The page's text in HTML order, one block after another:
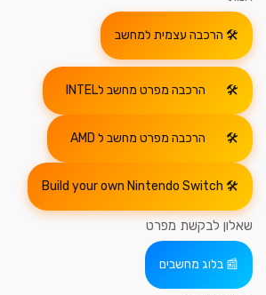
הרכבה עצמית למחשב
הרכבה מפרט מחשב לINTEL
הרכבה מפרט מחשב ל AMD
Build your own Nintendo Switch
שאלון לבקשת מפרט
בלוג מחשבים